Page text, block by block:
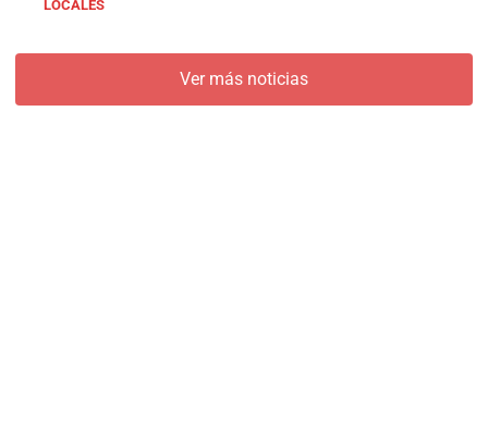
LOCALES
Ver más noticias